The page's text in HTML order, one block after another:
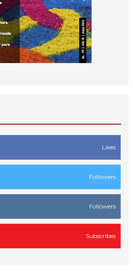
Likes
Followers
Followers
Subscribes